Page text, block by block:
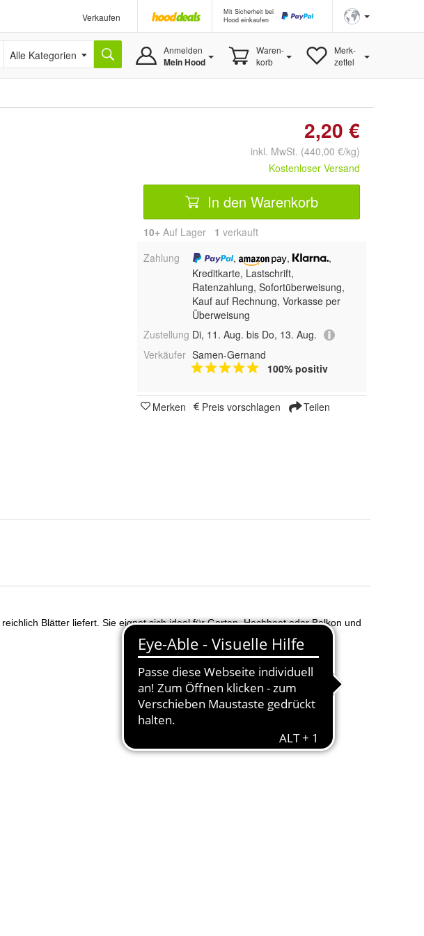
Verkaufen
Mit Sicherheit bei
Hood einkaufen
Alle Kategorien Anmelden
Mein Hood
Waren-
korb
Merk-
zettel
2,20 €
inkl. MwSt. (440,00 €/kg)
Kostenloser Versand
In den Warenkorb
10+ Auf Lager 1 verkauft
Zahlung
, ,
,
Kreditkarte, Lastschrift,
Ratenzahlung, Sofortüberweisung,
Kauf auf Rechnung, Vorkasse per
Überweisung
Zustellung Di, 11. Aug. bis Do, 13. Aug.
Verkäufer Samen-Gernand
100% positiv
Merken Preis vorschlagen Teilen